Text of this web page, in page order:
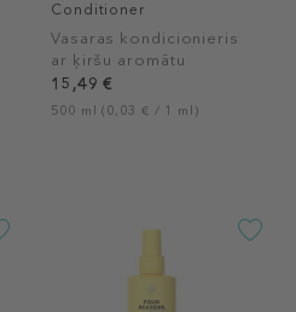
Conditioner
Vasaras kondicionieris
ar ķiršu aromātu
15,49 €
500 ml (0,03 € / 1 ml)